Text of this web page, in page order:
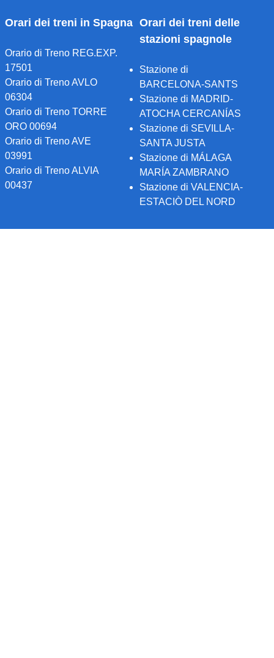
Orari dei treni in Spagna
Orario di Treno REG.EXP.
17501
Orario di Treno AVLO
06304
Orario di Treno TORRE
ORO 00694
Orario di Treno AVE
03991
Orario di Treno ALVIA
00437
Orari dei treni delle
stazioni spagnole
Stazione di
BARCELONA-SANTS
Stazione di MADRID-
ATOCHA CERCANÍAS
Stazione di SEVILLA-
SANTA JUSTA
Stazione di MÁLAGA
MARÍA ZAMBRANO
Stazione di VALENCIA-
ESTACIÒ DEL NORD